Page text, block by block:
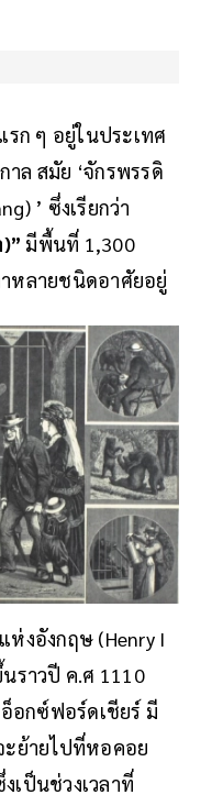
ก ๆ อยู่ในประเทศ
ล สมัย ‘จักรพรรดิ
’ ซึ่งเรียกว่า
มีพื้นที่ 1,300
หลายชนิดอาศัยอยู่
ห่งอังกฤษ (Henry I
ราวปี ค.ศ 1110
อกซ์ฟอร์ดเชียร์ มี
ะย้ายไปที่หอคอย
เป็นช่วงเวลาที่